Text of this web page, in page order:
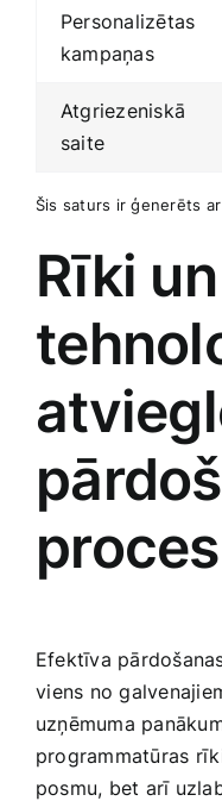
Personalizētas
kampaņas
Atgriezeniskā
saite
Šis saturs ir ģenerēts
Rīki un
Efektīva
⁤viens no
uzņēmuma
programmatūras⁤
posmu, bet arī